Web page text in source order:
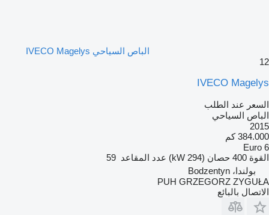
الباص السياحي IVECO Magelys
12
IVECO Magelys
السعر عند الطلب
الباص السياحي
2015
384.000 كم
Euro 6
القوة 400 حصان (294 kW) عدد المقاعد 59
بولندا، Bodzentyn
PUH GRZEGORZ ZYGUŁA
الاتصال بالبائع